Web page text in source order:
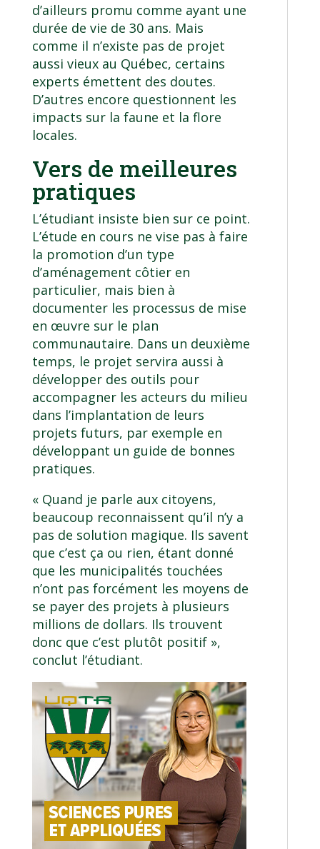
d’ailleurs promu comme ayant une
durée de vie de 30 ans. Mais
comme il n’existe pas de projet
aussi vieux au Québec, certains
experts émettent des doutes.
D’autres encore questionnent les
impacts sur la faune et la flore
locales.
Vers de meilleures
pratiques
L’étudiant insiste bien sur ce point.
L’étude en cours ne vise pas à faire
la promotion d’un type
d’aménagement côtier en
particulier, mais bien à
documenter les processus de mise
en œuvre sur le plan
communautaire. Dans un deuxième
temps, le projet servira aussi à
développer des outils pour
accompagner les acteurs du milieu
dans l’implantation de leurs
projets futurs, par exemple en
développant un guide de bonnes
pratiques.
« Quand je parle aux citoyens,
beaucoup reconnaissent qu’il n’y a
pas de solution magique. Ils savent
que c’est ça ou rien, étant donné
que les municipalités touchées
n’ont pas forcément les moyens de
se payer des projets à plusieurs
millions de dollars. Ils trouvent
donc que c’est plutôt positif »,
conclut l’étudiant.